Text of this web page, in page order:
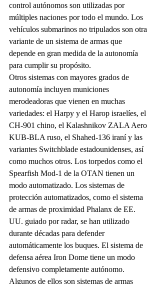
control autónomos son utilizadas por
múltiples naciones por todo el mundo. Los
vehículos submarinos no tripulados son otra
variante de un sistema de armas que
depende en gran medida de la autonomía
para cumplir su propósito.
Otros sistemas con mayores grados de
autonomía incluyen municiones
merodeadoras que vienen en muchas
variedades: el Harpy y el Harop israelíes, el
CH-901 chino, el Kalashnikov ZALA Aero
KUB-BLA ruso, el Shahed-136 iraní y las
variantes Switchblade estadounidenses, así
como muchos otros. Los torpedos como el
Spearfish Mod-1 de la OTAN tienen un
modo automatizado. Los sistemas de
protección automatizados, como el sistema
de armas de proximidad Phalanx de EE.
UU. guiado por radar, se han utilizado
durante décadas para defender
automáticamente los buques. El sistema de
defensa aérea Iron Dome tiene un modo
defensivo completamente autónomo.
Algunos de ellos son sistemas de armas